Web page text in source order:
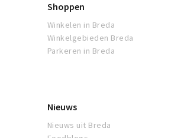
Shoppen
Winkelen in Breda
Winkelgebieden Breda
Parkeren in Breda
Nieuws
Nieuws uit Breda